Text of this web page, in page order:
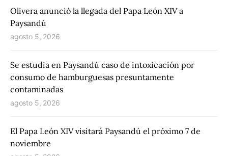
Olivera anunció la llegada del Papa León XIV a
Paysandú
agosto 5, 2026
Se estudia en Paysandú caso de intoxicación por
consumo de hamburguesas presuntamente
contaminadas
agosto 5, 2026
El Papa León XIV visitará Paysandú el próximo 7 de
noviembre